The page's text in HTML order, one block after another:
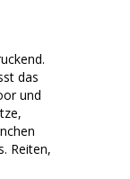
das
und
Reiten,